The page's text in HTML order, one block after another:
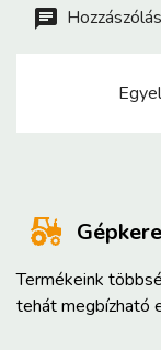
Termékeink
tehát megbízható